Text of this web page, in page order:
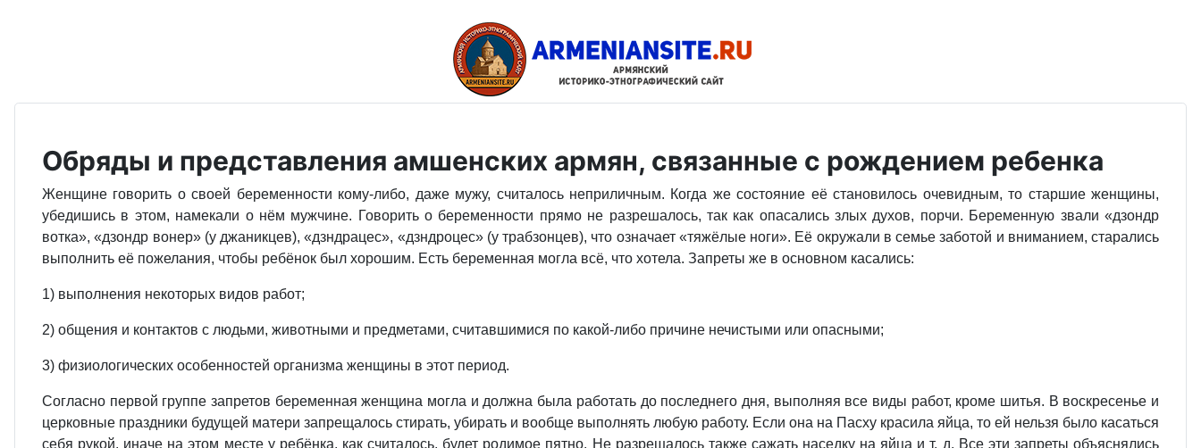
Обряды и представления амшенских армян, связанные с рождением ребенка
Женщине говорить о своей беременности кому-либо, даже мужу, считалось неприличным. Когда же состояние её становилось очевидным, то старшие женщины,
убедишись в этом, намекали о нём мужчине. Говорить о беременности прямо не разрешалось, так как опасались злых духов, порчи. Беременную звали «дзондр
вотка», «дзондр вонер» (у джаникцев), «дзндрацес», «дзндроцес» (у трабзонцев), что означает «тяжёлые ноги». Её окружали в семье заботой и вниманием, старались
выполнить её пожелания, чтобы ребёнок был хорошим. Есть беременная могла всё, что хотела. Запреты же в основном касались:
1) выполнения некоторых видов работ;
2) общения и контактов с людьми, животными и предметами, считавшимися по какой-либо причине нечистыми или опасными;
3) физиологических особенностей организма женщины в этот период.
Согласно первой группе запретов беременная женщина могла и должна была работать до последнего дня, выполняя все виды работ, кроме шитья. В воскресенье и
церковные праздники будущей матери запрещалось стирать, убирать и вообще выполнять любую работу. Если она на Пасху красила яйца, то ей нельзя было касаться
себя рукой, иначе на этом месте у ребёнка, как считалось, будет родимое пятно. Не разрешалось также сажать наседку на яйца и т. д. Все эти запреты объяснялись